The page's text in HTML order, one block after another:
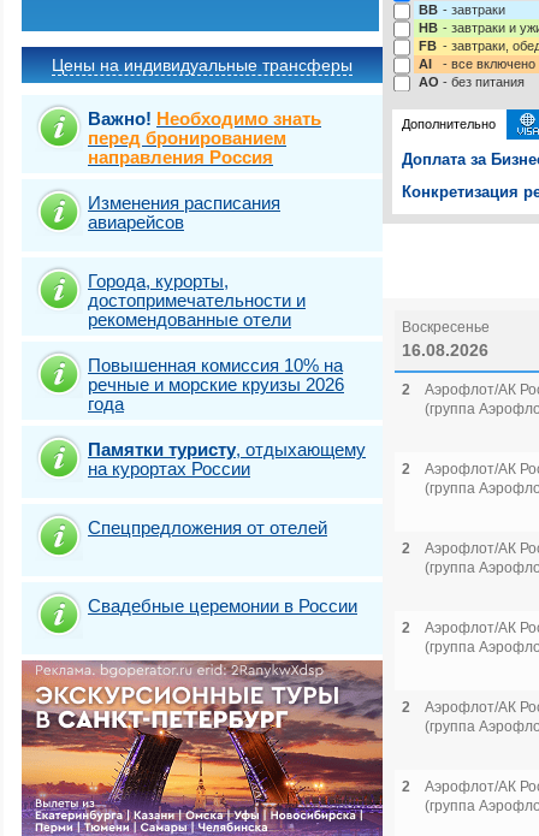
Цены на индивидуальные трансферы
Важно! Необходимо знать
перед бронированием
направления Россия
Изменения расписания
авиарейсов
Города, курорты,
достопримечательности и
рекомендованные отели
Повышенная комиссия 10% на
речные и морские круизы 2026
года
Памятки туристу, отдыхающему
на курортах России
Спецпредложения от отелей
Свадебные церемонии в России
BB - завтраки
HB - завтраки и
FB - завтраки,
AI
- все включено
AO - без питания
Дополнительно
Доплата за
Конкретизация
Воскресенье
16.08.2026
2
Аэрофлот/АК
(группа
2
Аэрофлот/АК
(группа
2
Аэрофлот/АК
(группа
2
Аэрофлот/АК
(группа
2
Аэрофлот/АК
(группа
2
Аэрофлот/АК
(группа